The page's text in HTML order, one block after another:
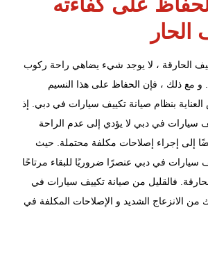
الحارقة ، لا يوجد شيء يضاهي راحة ركوب
و مع ذلك ، فإن الحفاظ على هذا النسيم
بنظام صيانة تكييف سيارات في دبي. إذ
سيارات في دبي لا يؤدي إلى عدم الراحة
إلى إجراء إصلاحات مكلفة محتملة. حيث
سيارات في دبي عنصرًا ضروريًا للبقاء مرتاحًا
فالقليل من صيانة تكييف سيارات في
الانزعاج الشديد و الإصلاحات المكلفة في